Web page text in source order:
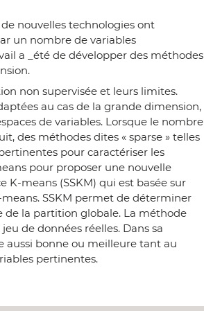
nouvelles technologies ont
un nombre de variables
a _été de développer des méthodes
non supervisée et leurs limites.
au cas de la grande dimension,
de variables. Lorsque le nombre
des méthodes dites « sparse » telles
pour caractériser les
pour proposer une nouvelle
K-means (SSKM) qui est basée sur
SSKM permet de déterminer
de la partition globale. La méthode
de données réelles. Dans sa
aussi bonne ou meilleure tant au
pertinentes.